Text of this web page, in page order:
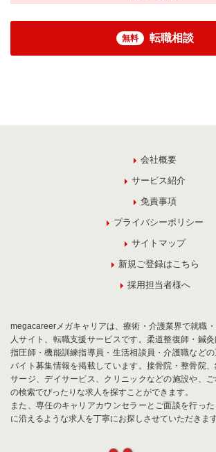
無料 転職相談
会社概要
サービス紹介
免責事項
プライバシーポリシー
サイトマップ
新規ご登録はこちら
採用担当者様へ
megacareerメガキャリアは、療術・介護業界で就職
人サイト、転職支援サービスです。柔道整復師・鍼
指圧師・機能訓練指導員・生活相談員・介護職など
バイト募集情報を掲載しています。接骨院・整骨院
サージ、デイサービス、クリニックなどの施設や、
の検索でぴったりな求人を探すことができます。
また、専任のキャリアカウンセラーとご面談を行っ
に沿えるような求人を丁寧にお探しさせていただきます